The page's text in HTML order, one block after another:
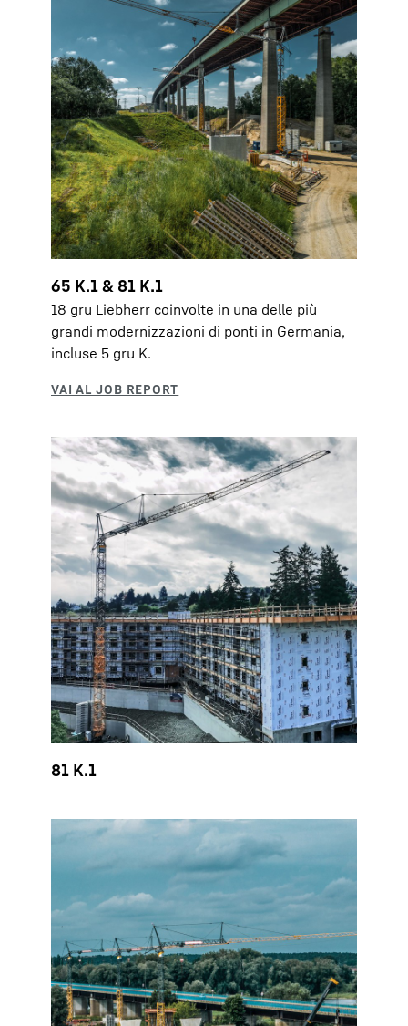
65 K.1 & 81 K.1
18 gru Liebherr coinvolte in una delle più
grandi modernizzazioni di ponti in Germania,
incluse 5 gru K.
81 K.1